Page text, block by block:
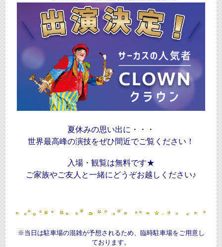
夏休みの思い出に・・・
世界最高峰の演技をぜひ間近でご覧ください！
入場・観覧は無料です★
ご家族やご友人と一緒にどうぞお越しください♪
※当日は駐車場の混雑が予想されるため、臨時駐車場をご用意し
ております。